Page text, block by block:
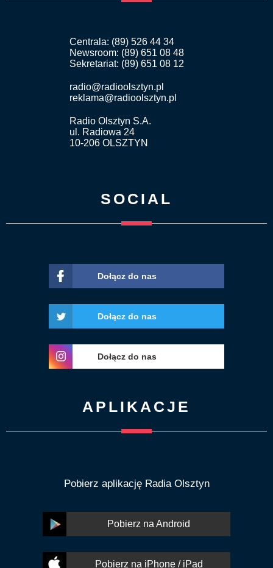
Centrala: (89) 526 44 34
Newsroom: (89) 651 08 48
Sekretariat: (89) 651 08 12
radio@radioolsztyn.pl
reklama@radioolsztyn.pl
Radio Olsztyn S.A.
ul. Radiowa 24
10-206 OLSZTYN
SOCIAL
Dołącz do nas
Dołącz do nas
Dołącz do nas
APLIKACJE
Pobierz aplikację Radia Olsztyn
Pobierz na Android
Pobierz na iPhone / iPad